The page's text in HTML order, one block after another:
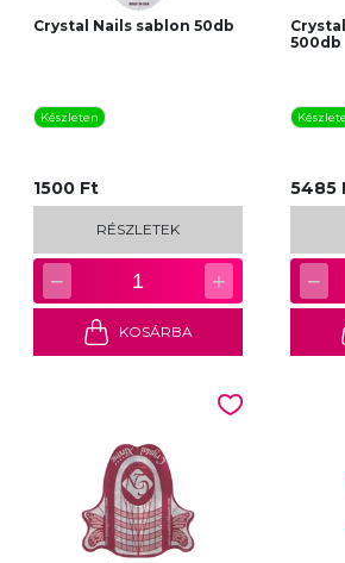
Crystal Nails sablon 50db
Készleten
1500 Ft
RÉSZLETEK
− 1 +
KOSÁRBA
500db
5485
−